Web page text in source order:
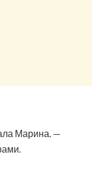
Марина. —